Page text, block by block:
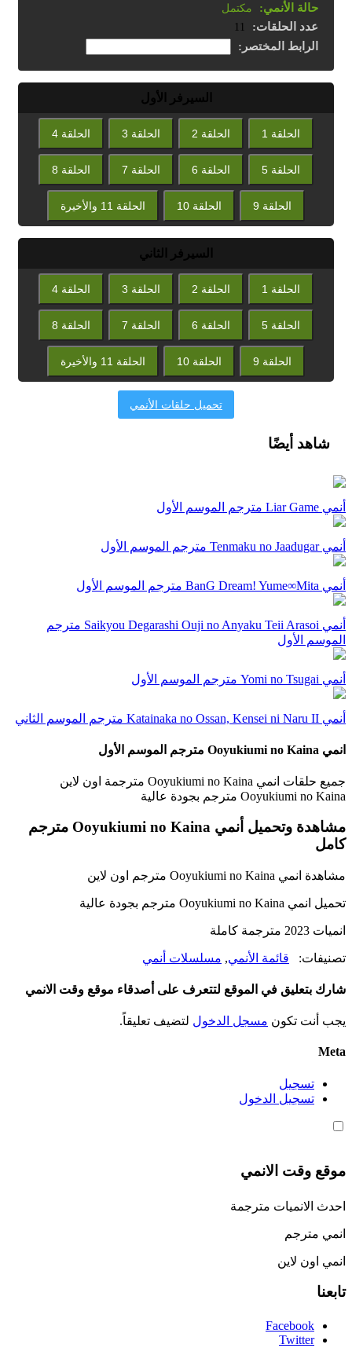
حالة الأنمي: مكتمل
عدد الحلقات: 11
الرابط المختصر:
السيرفر الأول
الحلقة 1 الحلقة 2 الحلقة 3 الحلقة 4
الحلقة 5 الحلقة 6 الحلقة 7 الحلقة 8
الحلقة 9 الحلقة 10 الحلقة 11 والأخيرة
السيرفر الثاني
الحلقة 1 الحلقة 2 الحلقة 3 الحلقة 4
الحلقة 5 الحلقة 6 الحلقة 7 الحلقة 8
الحلقة 9 الحلقة 10 الحلقة 11 والأخيرة
تحميل حلقات الأنمي
شاهد أيضًا
أنمي Liar Game مترجم الموسم الأول
أنمي Tenmaku no Jaadugar مترجم الموسم الأول
أنمي BanG Dream! Yume∞Mita مترجم الموسم الأول
أنمي Saikyou Degarashi Ouji no Anyaku Teii Arasoi مترجم
الموسم الأول
أنمي Yomi no Tsugai مترجم الموسم الأول
أنمي Katainaka no Ossan, Kensei ni Naru II مترجم الموسم الثاني
انمي Ooyukiumi no Kaina مترجم الموسم الأول
جميع حلقات انمي Ooyukiumi no Kaina مترجمة اون لاين
Ooyukiumi no Kaina مترجم بجودة عالية
مشاهدة وتحميل أنمي Ooyukiumi no Kaina مترجم
كامل
مشاهدة انمي Ooyukiumi no Kaina مترجم اون لاين
تحميل انمي Ooyukiumi no Kaina مترجم بجودة عالية
انميات 2023 مترجمة كاملة
تصنيفات: قائمة الأنمي, مسلسلات أنمي
شارك بتعليق في الموقع لتتعرف على أصدقاء موقع وقت الانمي
يجب أنت تكون مسجل الدخول لتضيف تعليقاً.
Meta
تسجيل
تسجيل الدخول
موقع وقت الانمي
احدث الانميات مترجمة
انمي مترجم
انمي اون لاين
تابعنا
Facebook
Twitter